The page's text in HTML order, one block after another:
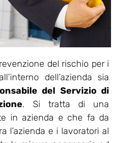
del rischio per i
dell’azienda sia
del Servizio di
. Si tratta di una
in azienda e che fa da
l’azienda e i lavoratori al